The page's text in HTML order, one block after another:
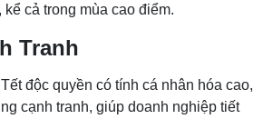
cả trong mùa cao điểm.
Tranh
độc quyền có tính cá nhân hóa cao,
cạnh tranh, giúp doanh nghiệp tiết